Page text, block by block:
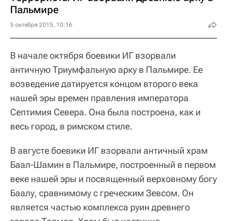
Пальмире
5 октября 2015, 10:16
В начале октября боевики ИГ взорвали
античную Триумфальную арку в Пальмире. Ее
возведение датируется концом второго века
нашей эры времен правления императора
Септимия Севера. Она была построена, как и
весь город, в римском стиле.
В августе боевики ИГ взорвали античный храм
Баал-Шамин в Пальмире, построенный в первом
веке нашей эры и посвященный верховному богу
Баалу, сравнимому с греческим Зевсом. Он
является частью комплекса руин древнего